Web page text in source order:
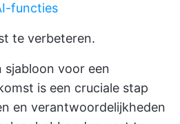
functies
te verbeteren.
sjabloon voor een
is een cruciale stap
en verantwoordelijkheden